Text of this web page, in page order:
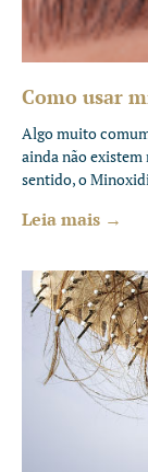
Como usar
Algo muito
ainda não existem
sentido, o
Leia mais →